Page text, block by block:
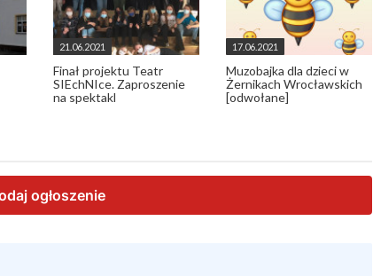
21.06.2021
Finał projektu Teatr
SIEchNIce. Zaproszenie
na spektakl
17.06.2021
Muzobajka dla dzieci w
Żernikach Wrocławskich
[odwołane]